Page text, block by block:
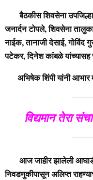
बैठकीस शिवसेना
जनार्दन टोपले, शिवसेना
नाईक, तानाजी देसाई, गोविंद
पटेकर, दिनेश कांबळे यांच्यासह
अभिषेक शिंपी यांनी आभार
विद्यमान तेरा
आज जाहीर झालेली
निवडणुकीपासून अलिप्त